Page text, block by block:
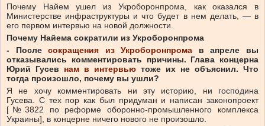
Почему Найем ушел из Укроборонпрома, как оказался в
Министерстве инфраструктуры и что будет в нем делать, — в
его первом интервью на новой должности.
Почему Найема сократили из Укроборонпрома
- Послесокращения из Укроборонпрома в апреле вы
отказывались комментировать причины. Глава концерна
Юрий Гусев нам в интервью тоже их не объяснил. Что
тогда произошло, почему вы ушли?
Я не хочу комментировать ни эту историю, ни господина
Гусева. С тех пор как был придуман и написан законопроект
[№3822 по реформе оборонно-промышленного комплекса
Украины], в концерне ничего нового не произошло.